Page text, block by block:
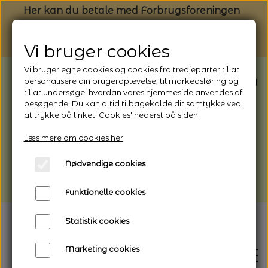
Her kan du betale med Forbrugsforeningen
BEMÆRK: Butikken har ferielukket* fra
1/8 - 9/8 - 2026
*Webshoppen er åben og sender hele
afhentning
Vi gør opmærksom på, at der kan være lidt
længere leveringstid
Vi bruger cookies
Vi bruger egne cookies og cookies fra tredjeparter til at
personalisere din brugeroplevelse, til markedsføring og
til at undersøge, hvordan vores hjemmeside anvendes af
besøgende. Du kan altid tilbagekalde dit samtykke ved
at trykke på linket 'Cookies' nederst på siden.
Læs mere om cookies her
Nødvendige cookies
Funktionelle cookies
Statistik cookies
Marketing cookies